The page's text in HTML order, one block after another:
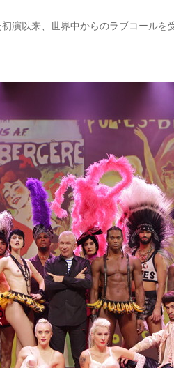
演以来、世界中からのラブコールを